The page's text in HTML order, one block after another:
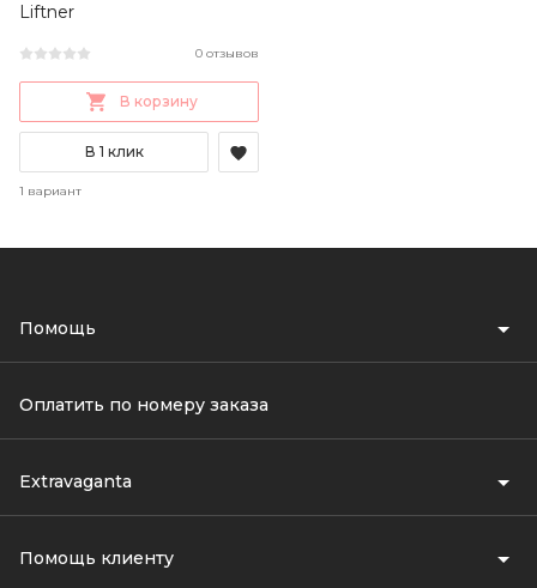
Liftner
0 отзывов
В корзину
В 1 клик
1 вариант
Помощь
Оплатить по номеру заказа
Extravaganta
Помощь клиенту